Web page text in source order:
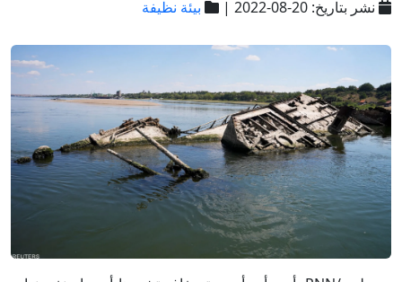
نشر بتاريخ: 20-08-2022 | بيئة نظيفة